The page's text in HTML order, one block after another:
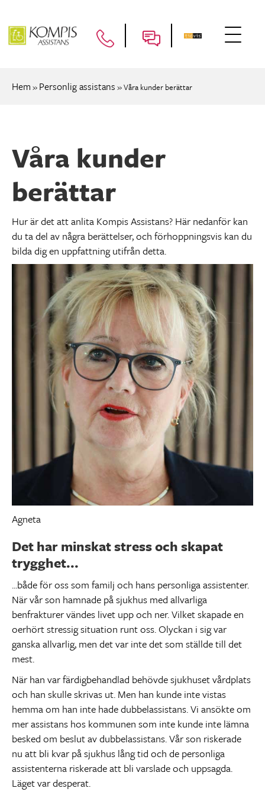
Hem » Personlig assistans »Våra kunder berättar
Våra kunder
berättar
Hur är det att anlita Kompis Assistans? Här nedanför kan
du ta del av några berättelser, och förhoppningsvis kan du
bilda dig en uppfattning utifrån detta.
Agneta
Det har minskat stress och skapat
trygghet...
...både för oss som familj och hans personliga assistenter.
När vår son hamnade på sjukhus med allvarliga
benfrakturer vändes livet upp och ner. Vilket skapade en
oerhört stressig situation runt oss. Olyckan i sig var
ganska allvarlig, men det var inte det som ställde till det
mest.
När han var färdigbehandlad behövde sjukhuset vårdplats
och han skulle skrivas ut. Men han kunde inte vistas
hemma om han inte hade dubbelassistans. Vi ansökte om
mer assistans hos kommunen som inte kunde inte lämna
besked om beslut av dubbelassistans. Vår son riskerade
nu att bli kvar på sjukhus lång tid och de personliga
assistenterna riskerade att bli varslade och uppsagda.
Läget var desperat.